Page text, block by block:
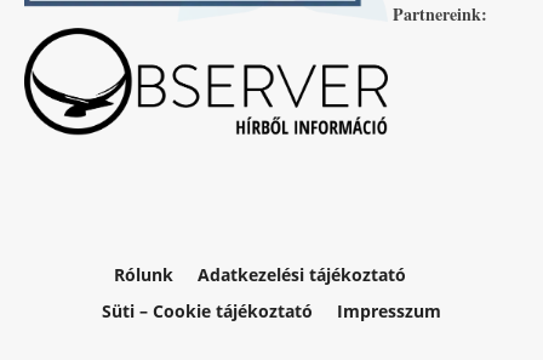
Partnereink:
Rólunk
Adatkezelési tájékoztató
Süti – Cookie tájékoztató
Impresszum